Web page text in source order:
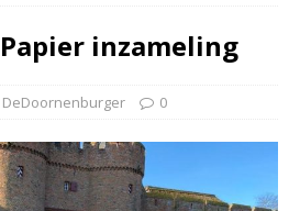
inzameling
DeDoornenburger 0